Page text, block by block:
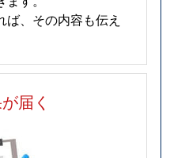
、その内容も伝え
届く